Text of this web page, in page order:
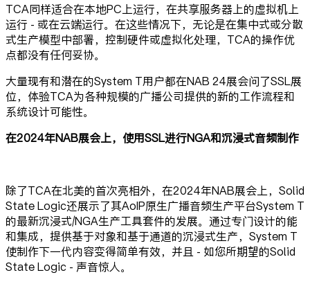
TCA同样适合在本地PC上运行，在共享服务器上的虚拟机上
运行 - 或在云端运行。在这些情况下，无论是在集中式或分散
式生产模型中部署，控制硬件或虚拟化处理，TCA的操作优
点都没有任何妥协。
大量现有和潜在的System T用户都在NAB 24展会问了SSL展
位，体验TCA为各种规模的广播公司提供的新的工作流程和
系统设计可能性。
在2024年NAB展会上，使用SSL进行NGA和沉浸式音频制作
除了TCA在北美的首次亮相外，在2024年NAB展会上，Solid
State Logic还展示了其AoIP原生广播音频生产平台System T
的最新沉浸式/NGA生产工具套件的发展。通过专门设计的能
和集成，提供基于对象和基于通道的沉浸式生产，System T
使制作下一代内容变得简单有效，并且 - 如您所期望的Solid
State Logic - 声音惊人。